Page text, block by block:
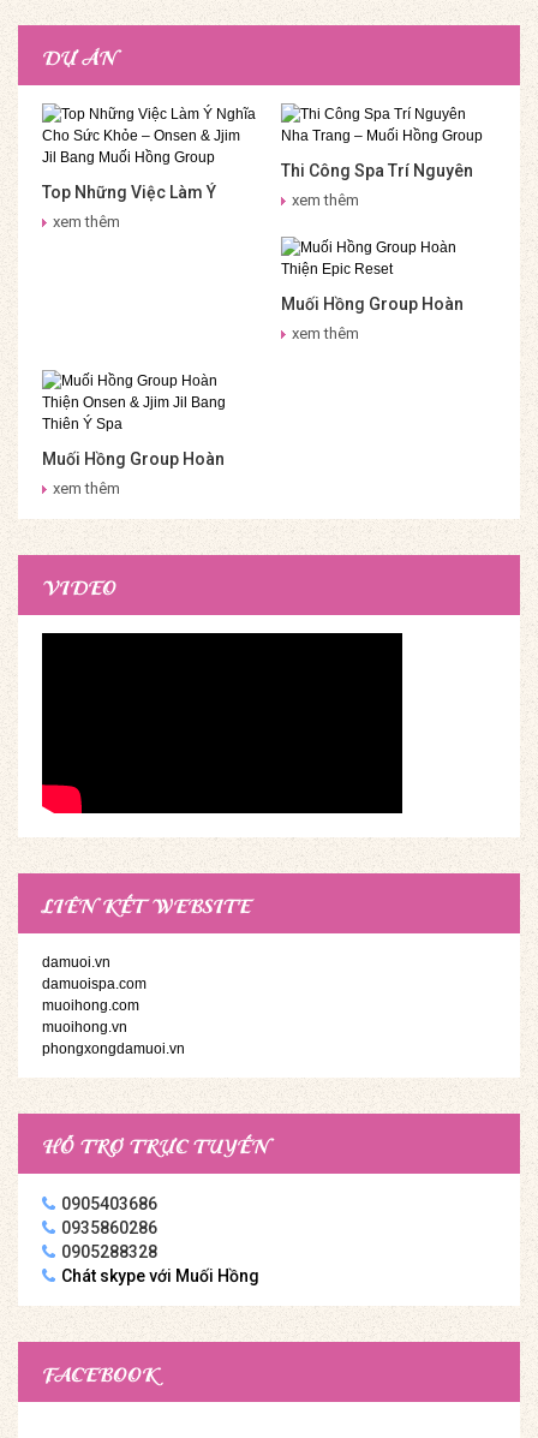
DỰ ÁN
Top Những Việc Làm Ý
Nghĩa Cho Sức Khỏe –
xem thêm
Thi Công Spa Trí Nguyên
Nha Trang – Muối Hồng
xem thêm
Muối Hồng Group Hoàn
Thiện Epic Reset
xem thêm
Muối Hồng Group Hoàn
Thiện Onsen & Jjim Jil
xem thêm
VIDEO
LIÊN KẾT WEBSITE
damuoi.vn
damuoispa.com
muoihong.com
muoihong.vn
phongxongdamuoi.vn
HỖ TRỢ TRỰC TUYẾN
0905403686
0935860286
0905288328
Chát skype với Muối Hồng
FACEBOOK